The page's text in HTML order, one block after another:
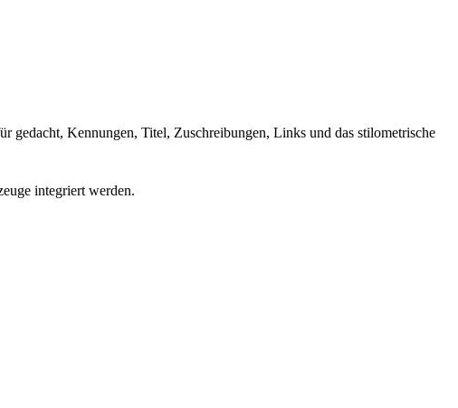
gedacht, Kennungen, Titel, Zuschreibungen, Links und das stilometrische
integriert werden.